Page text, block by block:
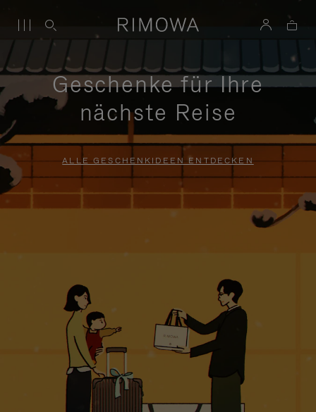
Geschenke für Ihre
nächste Reise
ALLE GESCHENKIDEEN ENTDECKEN